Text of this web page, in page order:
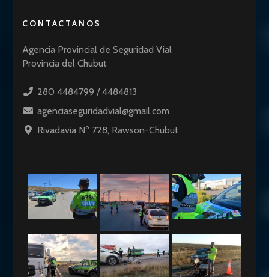
CONTACTANOS
Agencia Provincial de Seguridad Vial
Provincia del Chubut
280 4484799 / 4484813
agenciaseguridadvial@gmail.com
Rivadavia Nº 728, Rawson-Chubut